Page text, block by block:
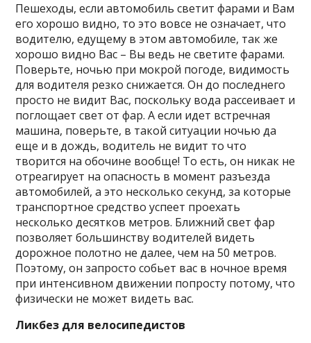
Пешеходы, если автомобиль светит фарами и Вам
его хорошо видно, то это вовсе не означает, что
водителю, едущему в этом автомобиле, так же
хорошо видно Вас – Вы ведь не светите фарами.
Поверьте, ночью при мокрой погоде, видимость
для водителя резко снижается. Он до последнего
просто не видит Вас, поскольку вода рассеивает и
поглощает свет от фар. А если идет встречная
машина, поверьте, в такой ситуации ночью да
еще и в дождь, водитель не видит то что
творится на обочине вообще! То есть, он никак не
отреагирует на опасность в момент разъезда
автомобилей, а это несколько секунд, за которые
транспортное средство успеет проехать
несколько десятков метров. Ближний свет фар
позволяет большинству водителей видеть
дорожное полотно не далее, чем на 50 метров.
Поэтому, он запросто собьет вас в ночное время
при интенсивном движении попросту потому, что
физически не может видеть вас.
Ликбез для велосипедистов